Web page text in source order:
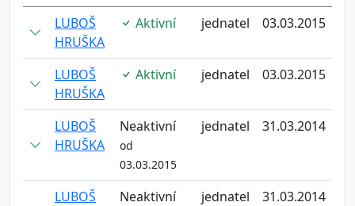
LUBOŠ
HRUŠKA
Aktivní jednatel 03.03.2015
LUBOŠ
HRUŠKA
Aktivní jednatel 03.03.2015
LUBOŠ
HRUŠKA
Neaktivní
od
03.03.2015
jednatel 31.03.2014
LUBOŠ
Neaktivní jednatel 31.03.2014